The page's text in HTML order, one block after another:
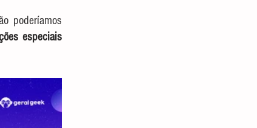
poderíamos
especiais